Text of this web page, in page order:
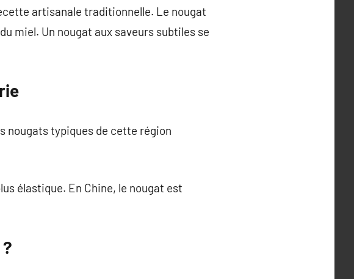
artisanale traditionnelle. Le nougat
miel. Un nougat aux saveurs subtiles se
nougats typiques de cette région
élastique. En Chine, le nougat est